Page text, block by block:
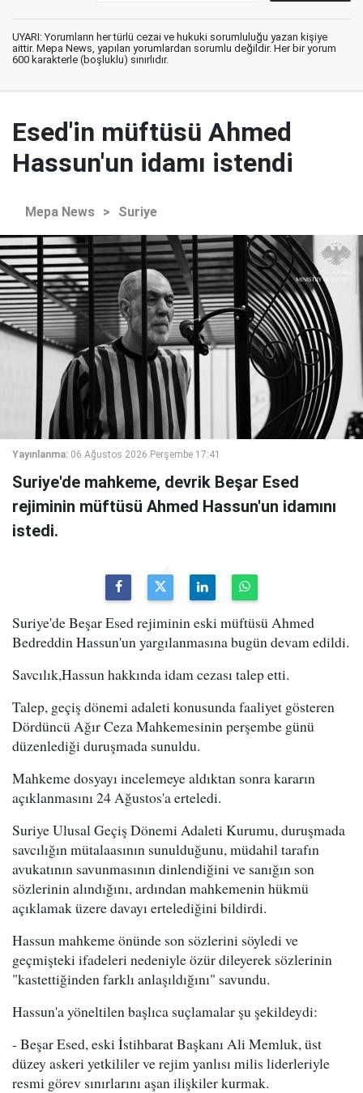
UYARI: Yorumların her türlü cezai ve hukuki sorumluluğu yazan kişiye
aittir. Mepa News, yapılan yorumlardan sorumlu değildir. Her bir yorum
600 karakterle (boşluklu) sınırlıdır.
Esed'in müftüsü Ahmed
Hassun'un idamı istendi
Mepa News > Suriye
Yayınlanma: 06 Ağustos 2026 Perşembe 17:41
Suriye'de mahkeme, devrik Beşar Esed
rejiminin müftüsü Ahmed Hassun'un idamını
istedi.
Suriye'de Beşar Esed rejiminin eski müftüsü Ahmed
Bedreddin Hassun'un yargılanmasına bugün devam edildi.
Savcılık,Hassun hakkında idam cezası talep etti.
Talep, geçiş dönemi adaleti konusunda faaliyet gösteren
Dördüncü Ağır Ceza Mahkemesinin perşembe günü
düzenlediği duruşmada sunuldu.
Mahkeme dosyayı incelemeye aldıktan sonra kararın
açıklanmasını 24 Ağustos'a erteledi.
Suriye Ulusal Geçiş Dönemi Adaleti Kurumu, duruşmada
savcılığın mütalaasının sunulduğunu, müdahil tarafın
avukatının savunmasının dinlendiğini ve sanığın son
sözlerinin alındığını, ardından mahkemenin hükmü
açıklamak üzere davayı ertelediğini bildirdi.
Hassun mahkeme önünde son sözlerini söyledi ve
geçmişteki ifadeleri nedeniyle özür dileyerek sözlerinin
"kastettiğinden farklı anlaşıldığını" savundu.
Hassun'a yöneltilen başlıca suçlamalar şu şekildeydi:
- Beşar Esed, eski İstihbarat Başkanı Ali Memluk, üst
düzey askeri yetkililer ve rejim yanlısı milis liderleriyle
resmi görev sınırlarını aşan ilişkiler kurmak.